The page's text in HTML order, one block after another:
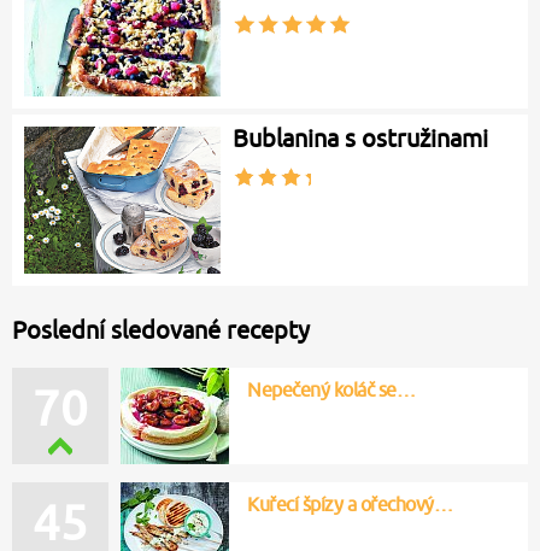
Bublanina s ostružinami
Poslední sledované recepty
70 Nepečený koláč se…
45 Kuřecí špízy a ořechový…